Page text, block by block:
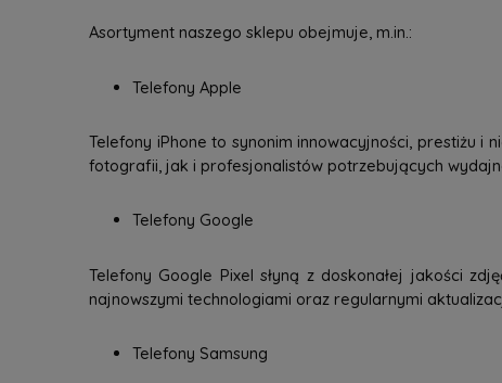
Asortyment naszego sklepu obejmuje, m.in.:
Telefony Apple
Telefony iPhone to synonim innowacyjności, prestiżu i
fotografii, jak i profesjonalistów potrzebujących
Telefony Google
Telefony Google Pixel słyną z doskonałej jakości
najnowszymi technologiami oraz regularnymi
Telefony Samsung